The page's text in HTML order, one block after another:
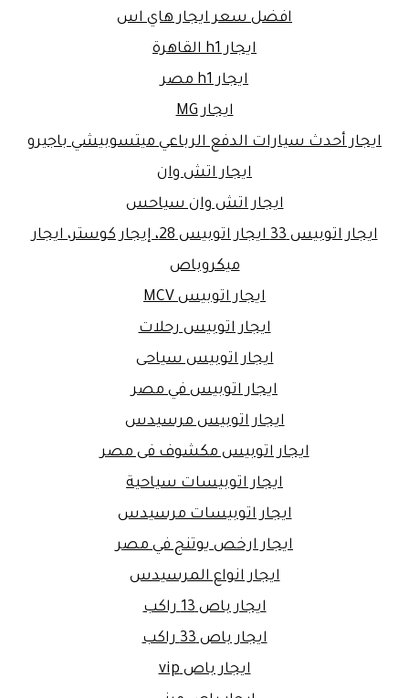
افضل سعر ايجار هاي اس
ايجار h1 القاهرة
ايجار h1 مصر
ايجار MG
ايجار أحدث سيارات الدفع الرباعي ميتسوبيشي باجيرو
ايجار اتش وان
ايجار اتش وان سياحس
ايجار اتوبيس 33 ايجار اتوبيس 28، إيجار كوستر، ايجار
ميكروباص
ايجار اتوبيس MCV
ايجار اتوبيس رحلات
ايجار اتوبيس سياحى
ايجار اتوبيس في مصر
ايجار اتوبيس مرسيدس
ايجار اتوبيس مكشوف فى مصر
ايجار اتوبيسات سياحية
ايجار اتوبيسات مرسيدس
ايجار ارخص يوتنج في مصر
ايجار انواع المرسيدس
ايجار باص 13 راكب
ايجار باص 33 راكب
ايجار باص vip